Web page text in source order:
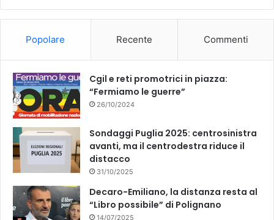
Popolare Recente Commenti
Cgil e reti promotrici in piazza:
“Fermiamo le guerre”
26/10/2024
Sondaggi Puglia 2025: centrosinistra
avanti, ma il centrodestra riduce il
distacco
31/10/2025
Decaro-Emiliano, la distanza resta al
“Libro possibile” di Polignano
14/07/2025